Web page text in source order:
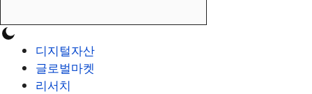
디지털자산
글로벌마켓
리서치